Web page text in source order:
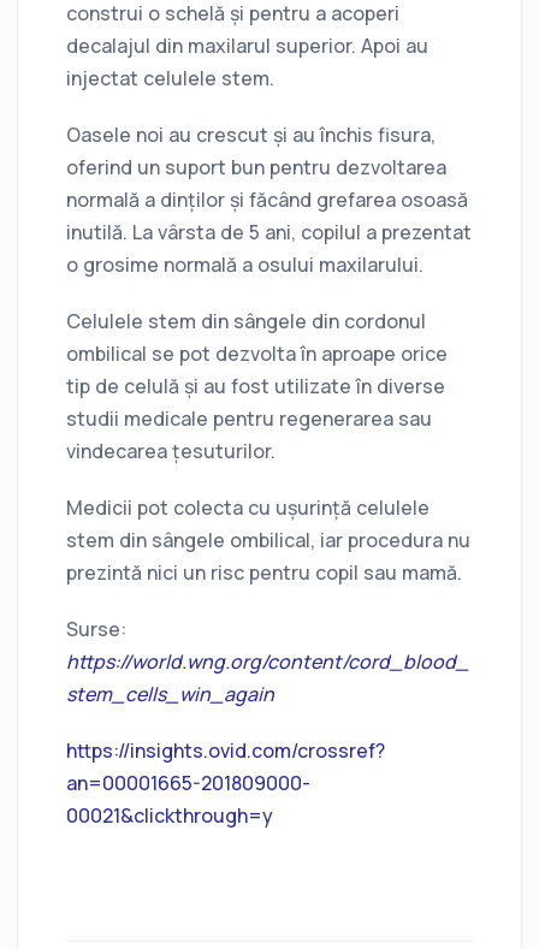
construi o schelă și pentru a acoperi
decalajul din maxilarul superior. Apoi au
injectat celulele stem.
Oasele noi au crescut și au închis fisura,
oferind un suport bun pentru dezvoltarea
normală a dinților și făcând grefarea osoasă
inutilă. La vârsta de 5 ani, copilul a prezentat
o grosime normală a osului maxilarului.
Celulele stem din sângele din cordonul
ombilical se pot dezvolta în aproape orice
tip de celulă și au fost utilizate în diverse
studii medicale pentru regenerarea sau
vindecarea țesuturilor.
Medicii pot colecta cu ușurință celulele
stem din sângele ombilical, iar procedura nu
prezintă nici un risc pentru copil sau mamă.
Surse:
https://world.wng.org/content/cord_blood_
stem_cells_win_again
https://insights.ovid.com/crossref?
an=00001665-201809000-
00021&clickthrough=y